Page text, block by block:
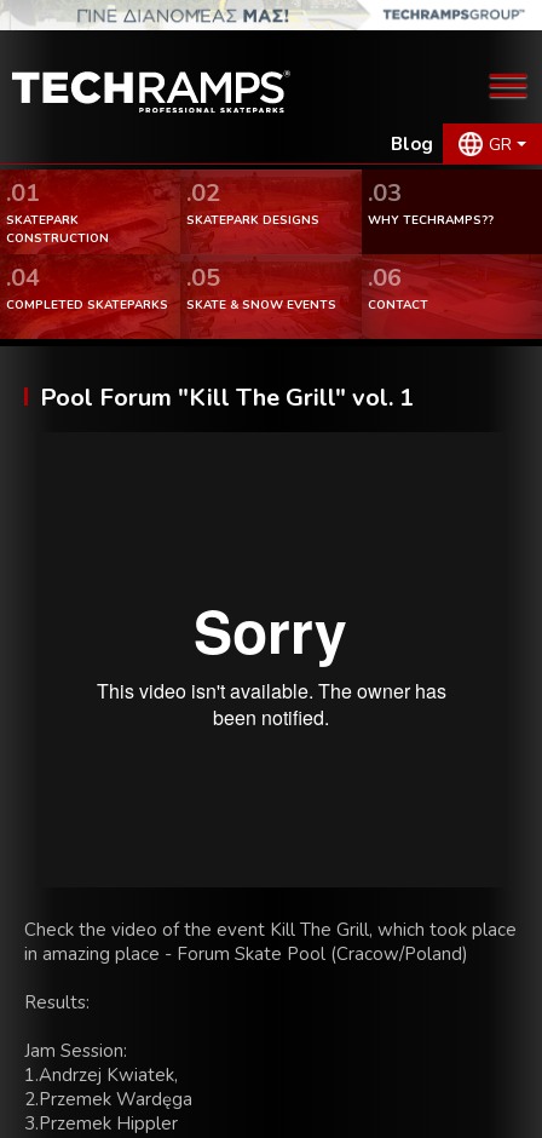
Blog GR
.01
SKATEPARK
CONSTRUCTION
.02
SKATEPARK DESIGNS
.03
WHY TECHRAMPS??
.04
COMPLETED SKATEPARKS
.05
SKATE & SNOW EVENTS
.06
CONTACT
Pool Forum "Kill The Grill" vol. 1
Check the video of the event Kill The Grill, which took place
in amazing place - Forum Skate Pool (Cracow/Poland)
Results:
Jam Session:
1.Andrzej Kwiatek,
2.Przemek Wardęga
3.Przemek Hippler